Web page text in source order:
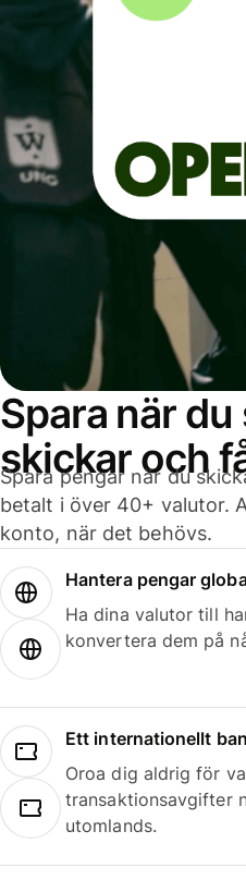
Spara när
skickar och
Spara pengar när du
betalt i över 40+ valutor.
konto, när det behövs.
Hantera pengar
Ha dina valutor till
konvertera dem på
Ett internationellt
Oroa dig aldrig för
transaktionsavgifter
utomlands.